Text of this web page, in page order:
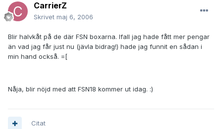
CarrierZ
Skrivet maj 6, 2006
Blir halvkåt på de där FSN boxarna. Ifall jag hade fått mer pengar
än vad jag får just nu (jävla bidrag!) hade jag funnit en sådan i
min hand också. =[
Nåja, blir nöjd med att FSN18 kommer ut idag. :)
Citat